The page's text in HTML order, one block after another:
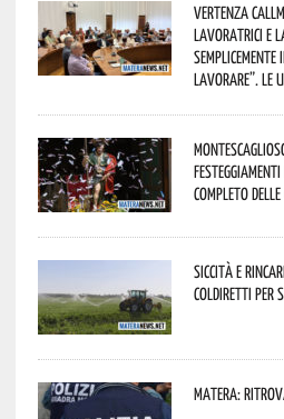
Vertenza
lavoratrici e
lavorare”. Le
festeggiamenti
completo
Siccità e
Coldiretti per
Matera: